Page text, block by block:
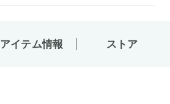
アイテム情報 ストア